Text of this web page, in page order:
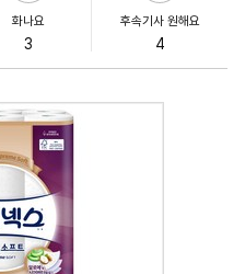
화나요
3
후속기사 원해요
4